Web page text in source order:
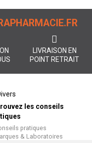
LIVRAISON EN
POINT RETRAIT
les conseils
pratiques
& Laboratoires